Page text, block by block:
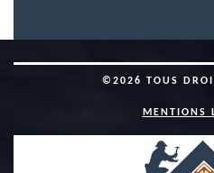
©2026 TOUS
MENTIONS